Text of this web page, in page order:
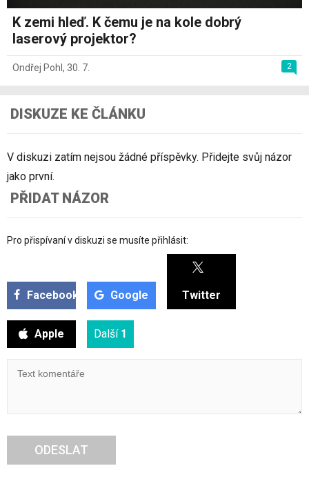
K zemi hleď. K čemu je na kole dobrý
laserový projektor?
2
Ondřej Pohl , 30. 7.
DISKUZE KE ČLÁNKU
V diskuzi zatím nejsou žádné příspěvky. Přidejte svůj názor
jako první.
PŘIDAT NÁZOR
Pro přispívaní v diskuzi se musíte přihlásit:
Facebook Google Twitter
Apple Další 1
ODESLAT